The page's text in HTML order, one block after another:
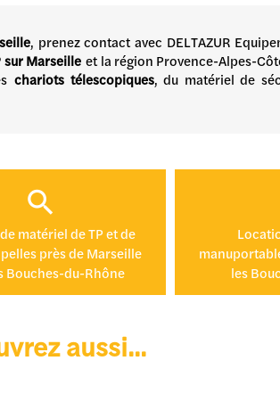
, prenez contact avec DELTAZUR
sur Marseilleet la région Provence-Alpes-
chariots télescopiques, du matériel de
matériel de TP et de
près de Marseille
Bouches-du-Rhône
les
aussi...